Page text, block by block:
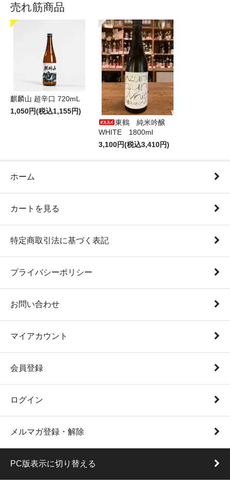
売れ筋商品
麒麟山 超辛口 720mL
1,050円(税込1,155円)
東鶴 純米吟醸
WHITE 1800ml
3,100円(税込3,410円)
ホーム
カートを見る
特定商取引法に基づく表記
プライバシーポリシー
お問い合わせ
マイアカウント
会員登録
ログイン
メルマガ登録・解除
PC版表示に切り替える